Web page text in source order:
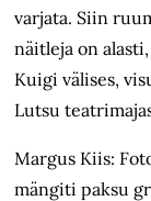
varjata. Siin
näitleja on
Kuigi välises,
Lutsu
Margus Kiis:
mängiti paksu